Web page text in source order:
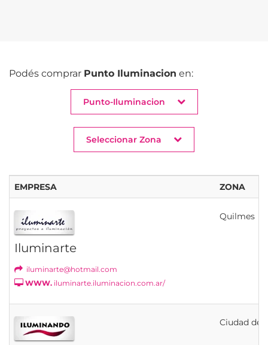
Podés comprar Punto Iluminacion en:
Punto-Iluminacion
Seleccionar Zona
EMPRESA ZONA
Iluminarte
iluminarte@hotmail.com
WWW. iluminarte.iluminacion.com.ar/
Quilmes
Ciudad de